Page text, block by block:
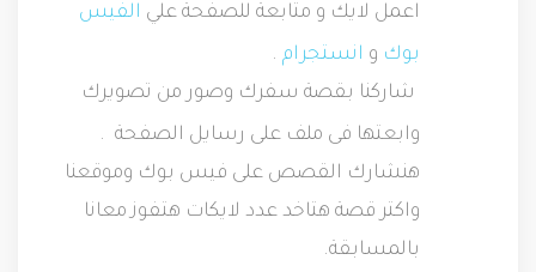
اعمل لايك و متابعة للصفحة علي الفيس
بوك و انستجرام .
شاركنا بقصة سفرك وصور من تصويرك
وابعتها فى ملف على رسايل الصفحة .
هنشارك القصص على فيس بوك وموقعنا
واكتر قصة هتاخد عدد لايكات هتفوز معانا
بالمسابقة.